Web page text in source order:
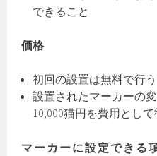
できること
価格
初回の設置は無料で行う
設置されたマーカーの
10,000猫円を費用とし
マーカーに設定できる